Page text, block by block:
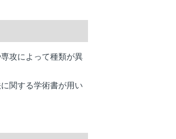
攻によって種類が異
関する学術書が用い